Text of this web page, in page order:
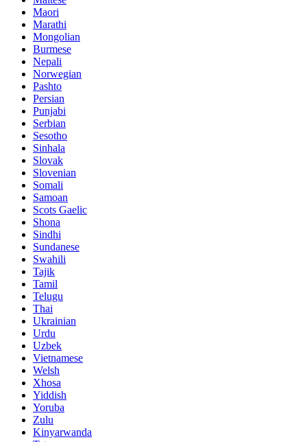
Maori
Marathi
Mongolian
Burmese
Nepali
Norwegian
Pashto
Persian
Punjabi
Serbian
Sesotho
Sinhala
Slovak
Slovenian
Somali
Samoan
Scots Gaelic
Shona
Sindhi
Sundanese
Swahili
Tajik
Tamil
Telugu
Thai
Ukrainian
Urdu
Uzbek
Vietnamese
Welsh
Xhosa
Yiddish
Yoruba
Zulu
Kinyarwanda